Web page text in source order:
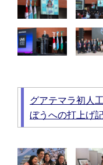
グアテマラ初人
ぼうへの打上げ